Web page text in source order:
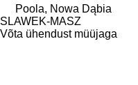
Poola, Nowa Dąbia
SLAWEK-MASZ
Võta ühendust müüjaga